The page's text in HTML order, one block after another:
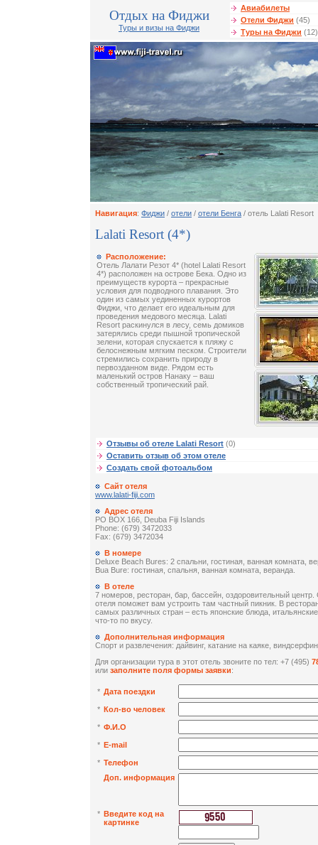
Отдых на Фиджи
Туры и визы на Фиджи
Авиабилеты
Отели Фиджи (45)
Туры на Фиджи (12)
Навигация: Фиджи / отели / отели Бенга / отель Lalati Resort
Lalati Resort (4*)
Расположение:
Отель Лалати Резот 4* (hotel Lalati Resort
4*) расположен на острове Бека. Одно из
преимуществ курорта – прекрасные
условия для подводного плавания. Это
один из самых уединенных курортов
Фиджи, что делает его идеальным для
проведения медового месяца. Lalati
Resort раскинулся в лесу, семь домиков
затерялись среди пышной тропической
зелени, которая спускается к пляжу с
белоснежным мягким песком. Строители
стремились сохранить природу в
первозданном виде. Рядом есть
маленький остров Нанаку – ваш
собственный тропический рай.
Отзывы об отеле Lalati Resort (0)
Оставить отзыв об этом отеле
Создать свой фотоальбом
Сайт отеля
www.lalati-fiji.com
Адрес отеля
PO BOX 166, Deuba Fiji Islands
Phone: (679) 3472033
Fax: (679) 3472034
В номере
Deluxe Beach Bures: 2 спальни, гостиная, ванная комната,
Bua Bure: гостиная, спальня, ванная комната, веранда.
В отеле
7 номеров, ресторан, бар, бассейн, оздоровительный
отеля поможет вам устроить там частный пикник. В
самых различных стран – есть японские блюда,
что-то по вкусу.
Дополнительная информация
Спорт и развлечения: дайвинг, катание на каяке,
Для организации тура в этот отель звоните по тел: +7 (495)
или заполните поля формы заявки:
* Дата поездки
* Кол-во человек
* Ф.И.О
* E-mail
* Телефон
Доп. информация
* Введите код на
картинке